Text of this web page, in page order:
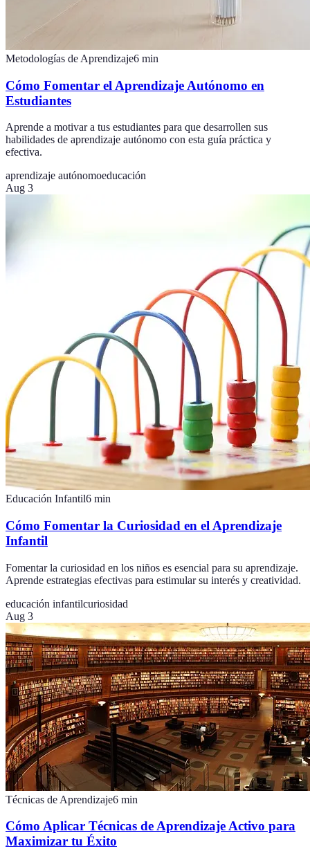
Metodologías de Aprendizaje6 min
Cómo Fomentar el Aprendizaje Autónomo en
Estudiantes
Aprende a motivar a tus estudiantes para que desarrollen sus
habilidades de aprendizaje autónomo con esta guía práctica y
efectiva.
aprendizaje autónomoeducación
Aug 3
Educación Infantil6 min
Cómo Fomentar la Curiosidad en el Aprendizaje
Infantil
Fomentar la curiosidad en los niños es esencial para su aprendizaje.
Aprende estrategias efectivas para estimular su interés y creatividad.
educación infantilcuriosidad
Aug 3
Técnicas de Aprendizaje6 min
Cómo Aplicar Técnicas de Aprendizaje Activo para
Maximizar tu Éxito